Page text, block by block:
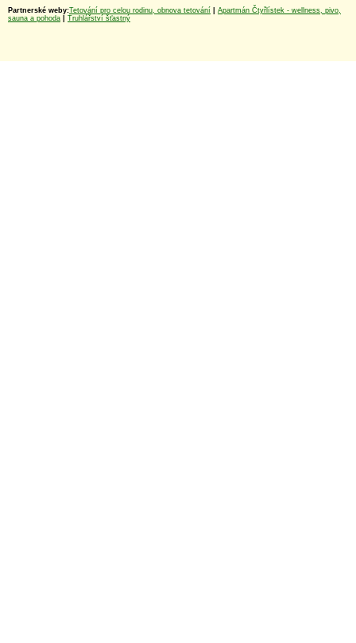
Partnerské weby:Tetování pro celou rodinu, obnova tetování
Apartmán Čtyřlístek - wellness, pivo,
sauna a pohoda
Truhlářství šťastný